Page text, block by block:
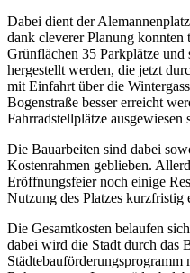
Dabei dient der
dank cleverer Planung
Grünflächen 35 Parkplätze und
hergestellt werden, die jetzt
mit Einfahrt über die
Bogenstraße besser erreicht
Fahrradstellplätze ausgewiesen
Die Bauarbeiten sind dabei
Kostenrahmen geblieben.
Eröffnungsfeier noch einige
Nutzung des Platzes kurzfristig
Die Gesamtkosten belaufen
dabei wird die Stadt durch das